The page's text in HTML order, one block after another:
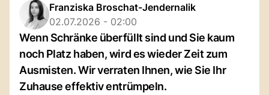
Franziska Broschat-Jendernalik
02.07.2026 - 02:00
Wenn Schränke überfüllt sind und Sie kaum
noch Platz haben, wird es wieder Zeit zum
Ausmisten. Wir verraten Ihnen, wie Sie Ihr
Zuhause effektiv entrümpeln.